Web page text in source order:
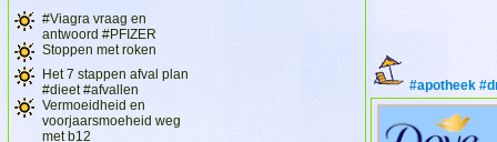
#Viagra vraag en
antwoord #PFIZER
Stoppen met roken
Het 7 stappen afval plan
#dieet #afvallen
Vermoeidheid en
voorjaarsmoeheid weg
met b12
#apotheek